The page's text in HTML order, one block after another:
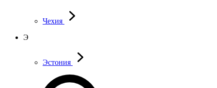
Чехия
Э
Эстония